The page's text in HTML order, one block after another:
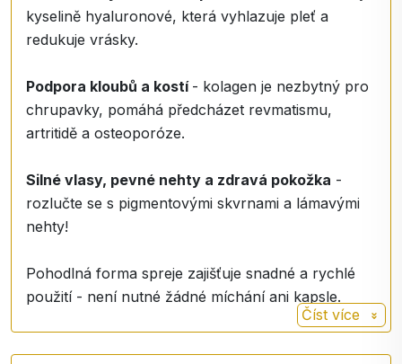
kyselině hyaluronové, která vyhlazuje pleť a
redukuje vrásky.
Podpora kloubů a kostí - kolagen je nezbytný pro
chrupavky, pomáhá předcházet revmatismu,
artritidě a osteoporóze.
Silné vlasy, pevné nehty a zdravá pokožka -
rozlučte se s pigmentovými skvrnami a lámavými
nehty!
Pohodlná forma spreje zajišťuje snadné a rychlé
použití - není nutné žádné míchání ani kapsle.
Číst více